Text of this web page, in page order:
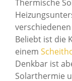
Thermische
Beliebt ist die
einem
Denkbar ist
Solarthermie